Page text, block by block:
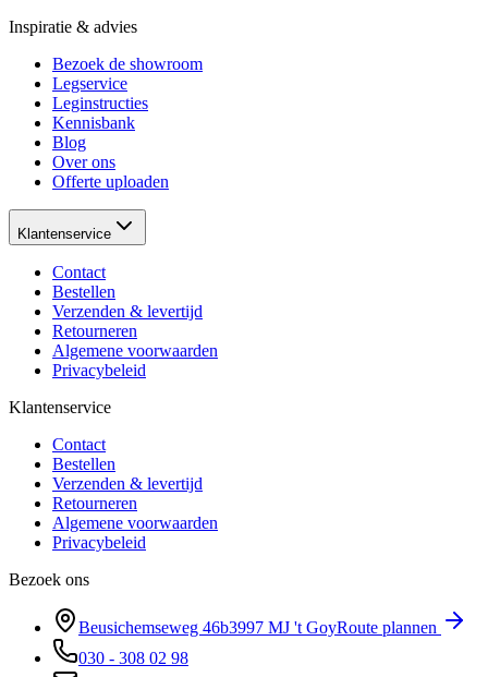
Inspiratie & advies
Bezoek de showroom
Legservice
Leginstructies
Kennisbank
Blog
Over ons
Offerte uploaden
Klantenservice
Contact
Bestellen
Verzenden & levertijd
Retourneren
Algemene voorwaarden
Privacybeleid
Klantenservice
Contact
Bestellen
Verzenden & levertijd
Retourneren
Algemene voorwaarden
Privacybeleid
Bezoek ons
Beusichemseweg 46b3997 MJ 't GoyRoute plannen
030 - 308 02 98